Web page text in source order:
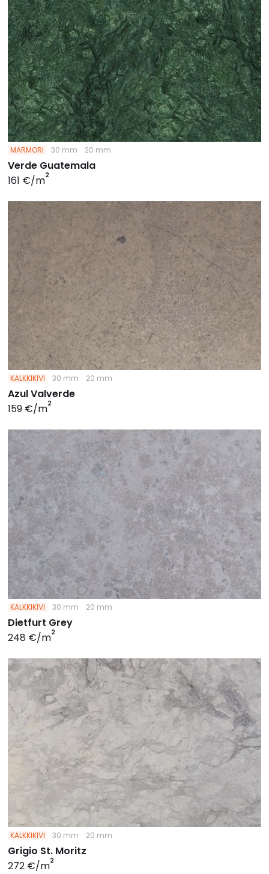
MARMORI 30 mm 20 mm
Verde Guatemala
161 €/m2
KALKKIKIVI 30 mm 20 mm
Azul Valverde
159 €/m2
KALKKIKIVI 30 mm 20 mm
Dietfurt Grey
248 €/m2
KALKKIKIVI 30 mm 20 mm
Grigio St. Moritz
272 €/m2